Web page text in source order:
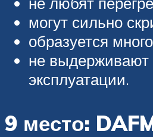
могут сильно
образуется
не выдерживают
эксплуатации.
9 место: